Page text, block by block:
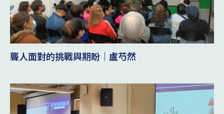
聾人面對的挑戰與期盼｜盧芍然